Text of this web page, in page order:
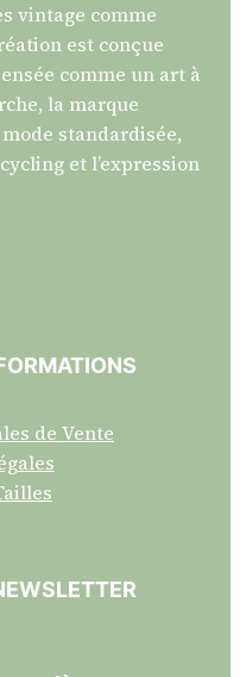
vintage comme
est conçue
comme un art à
la marque
standardisée,
et l’expression
de Vente